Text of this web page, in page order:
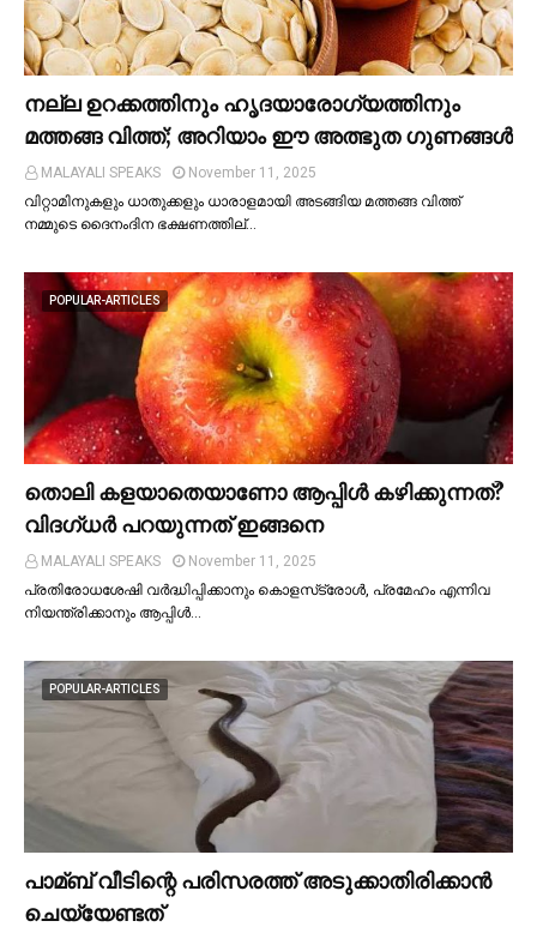
നല്ല ഉറക്കത്തിനും ഹൃദയാരോഗ്യത്തിനും
മത്തങ്ങ വിത്ത്; അറിയാം ഈ അത്ഭുത ഗുണങ്ങള്‍
MALAYALI SPEAKS
November 11, 2025
വിറ്റാമിനുകളും ധാതുക്കളും ധാരാളമായി അടങ്ങിയ മത്തങ്ങ വിത്ത്
നമ്മുടെ ദൈനംദിന ഭക്ഷണത്തില്…
POPULAR-ARTICLES
തൊലി കളയാതെയാണോ ആപ്പിള്‍ കഴിക്കുന്നത്?
വിദഗ്ധര്‍ പറയുന്നത് ഇങ്ങനെ
MALAYALI SPEAKS
November 11, 2025
പ്രതിരോധശേഷി വർദ്ധിപ്പിക്കാനും കൊളസ്‌ട്രോള്‍, പ്രമേഹം എന്നിവ
നിയന്ത്രിക്കാനും ആപ്പിള്‍…
POPULAR-ARTICLES
പാമ്ബ് വീടിന്റെ പരിസരത്ത് അടുക്കാതിരിക്കാൻ
ചെയ്യേണ്ടത്